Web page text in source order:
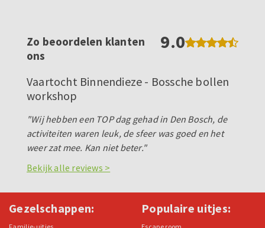
Zo beoordelen klanten
ons
9.0
Vaartocht Binnendieze - Bossche bollen
workshop
"Wij hebben een TOP dag gehad in Den Bosch, de
activiteiten waren leuk, de sfeer was goed en het
weer zat mee. Kan niet beter."
Bekijk alle reviews >
Gezelschappen: Populaire uitjes: